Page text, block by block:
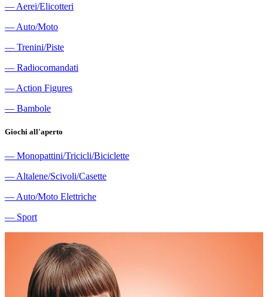
― Aerei/Elicotteri
― Auto/Moto
― Trenini/Piste
― Radiocomandati
― Action Figures
― Bambole
Giochi all'aperto
― Monopattini/Tricicli/Biciclette
― Altalene/Scivoli/Casette
― Auto/Moto Elettriche
― Sport